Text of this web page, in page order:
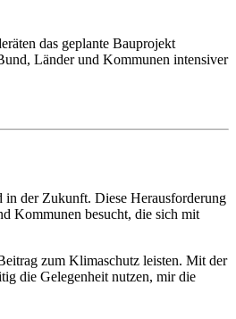
das geplante Bauprojekt
Länder und Kommunen intensiver
in der Zukunft. Diese Herausforderung
Kommunen besucht, die sich mit
zum Klimaschutz leisten. Mit der
die Gelegenheit nutzen, mir die